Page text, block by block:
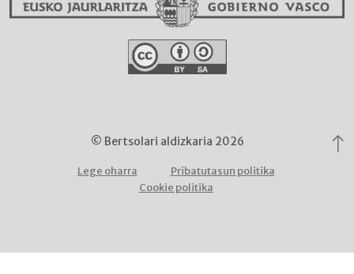
© Bertsolari aldizkaria 2026
Lege oharra
Pribatutasun politika
Cookie politika